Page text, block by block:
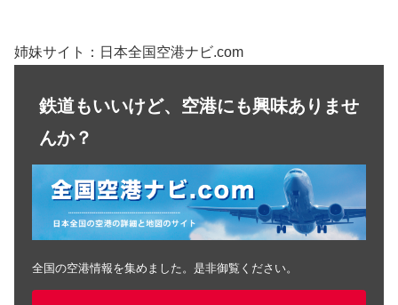
姉妹サイト：日本全国空港ナビ.com
鉄道もいいけど、空港にも興味ありませ
んか？
全国の空港情報を集めました。是非御覧ください。